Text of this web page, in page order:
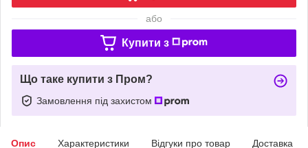
або
Купити з
Що таке купити з Пром?
Замовлення під захистом
Опис Характеристики Відгуки про товар Доставка